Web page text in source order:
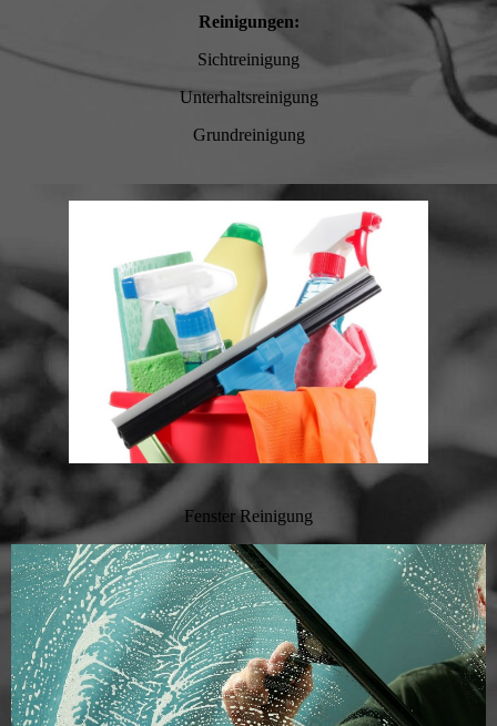
Reinigungen:
Sichtreinigung
Unterhaltsreinigung
Grundreinigung
Fenster Reinigung